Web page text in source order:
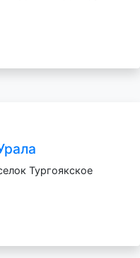
Тургоякское